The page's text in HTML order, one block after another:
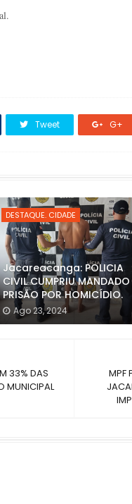
Tweet G+
DESTAQUE. CIDADE
Jacareacanga: POLICIA
CIVIL CUMPRIU MANDADO
PRISÃO POR HOMICÍDIO.
Ago 23, 2024
MPF
33% DAS
MUNICIPAL